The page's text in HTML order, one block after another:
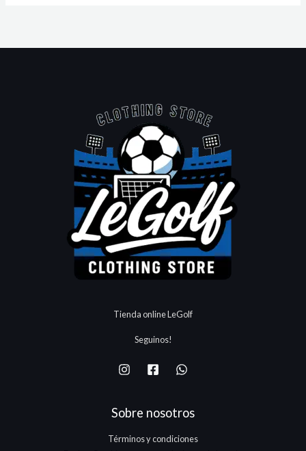
Tienda online LeGolf
Seguinos!
Sobre nosotros
Términos y condiciones